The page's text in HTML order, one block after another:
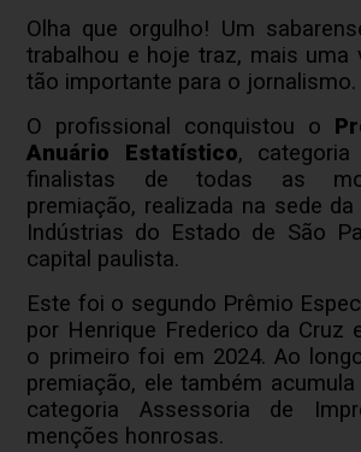
Olha que orgulho! Um
trabalhou e hoje traz, mais uma
tão importante para o jornalismo.
O profissional conquistou o
Anuário Estatístico,
finalistas de todas as
premiação, realizada na sede
Indústrias do Estado de São
capital paulista.
Este foi o segundo Prêmio
por Henrique Frederico da Cruz
o primeiro foi em 2024. Ao
premiação, ele também
categoria Assessoria de
menções honrosas.